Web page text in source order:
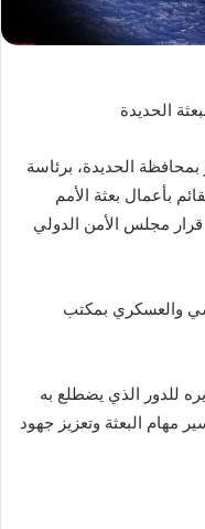
الحديدة
الحديدة، برئاسة
بأعمال بعثة الأمم
مجلس الأمن الدولي
والعسكري بمكتب
للدور الذي يضطلع به
مهام البعثة وتعزيز جهود